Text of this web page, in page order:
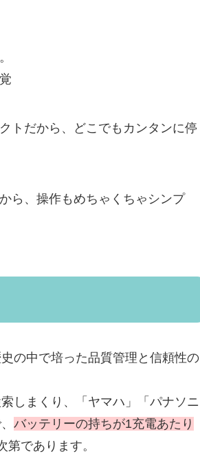
トだから、どこでもカンタンに停
ら、操作もめちゃくちゃシンプ
の中で培った品質管理と信頼性の
しまくり、「ヤマハ」「パナソニ
バッテリーの持ちが1充電あたり
第であります。